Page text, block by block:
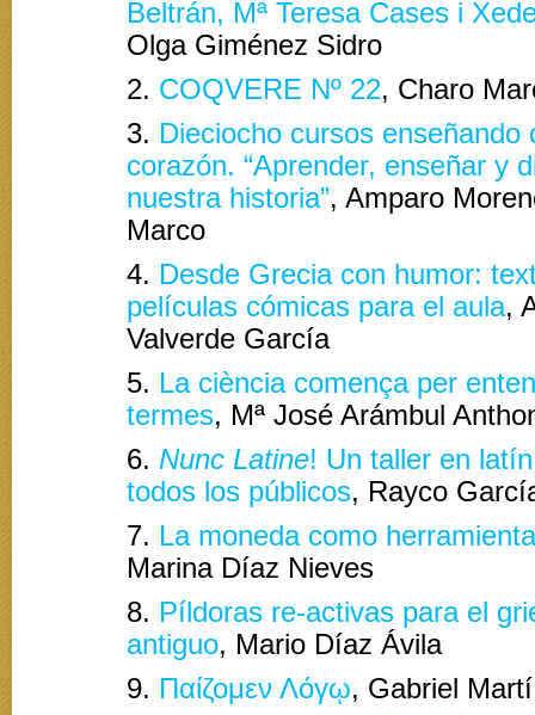
Beltrán, Mª Teresa Cases i
Olga Giménez Sidro
2. COQVERE Nº 22, Charo
3. Dieciocho cursos enseñando
corazón. “Aprender, enseñar y
nuestra historia”, Amparo
Marco
4. Desde Grecia con humor:
películas cómicas para el aula,
Valverde García
5. La ciència comença per
termes, Mª José Arámbul
6. Nunc Latine! Un taller en
todos los públicos, Rayco
7. La moneda como
Marina Díaz Nieves
8. Píldoras re-activas para el
antiguo, Mario Díaz Ávila
9. Παίζομεν Λόγῳ, Gabriel